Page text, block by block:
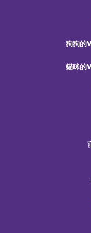
狗狗的
貓咪的